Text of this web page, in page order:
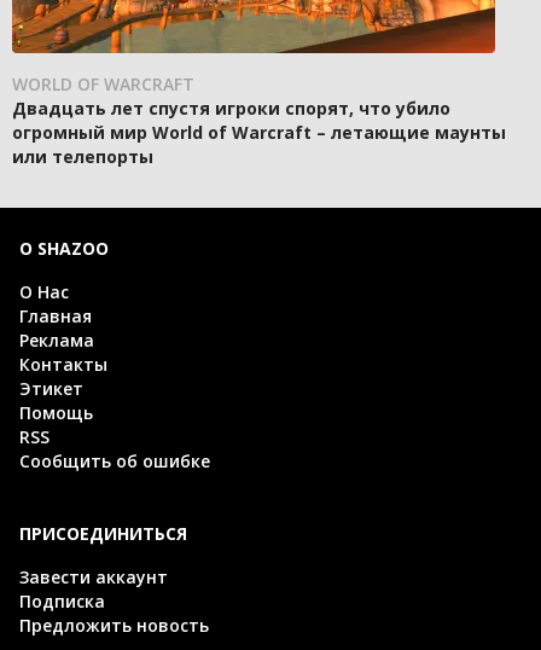
WORLD OF WARCRAFT
Двадцать лет спустя игроки спорят, что убило
огромный мир World of Warcraft – летающие маунты
или телепорты
О SHAZOO
О Нас
Главная
Реклама
Контакты
Этикет
Помощь
RSS
Сообщить об ошибке
ПРИСОЕДИНИТЬСЯ
Завести аккаунт
Подписка
Предложить новость